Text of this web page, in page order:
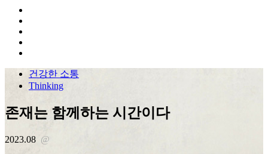
건강한 소통
Thinking
존재는 함께하는 시간이다
2023.08 @